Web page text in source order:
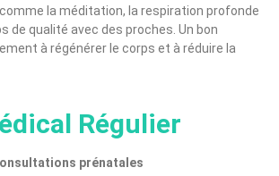
la méditation, la respiration profonde
de qualité avec des proches. Un bon
à régénérer le corps et à réduire la
Régulier
prénatales